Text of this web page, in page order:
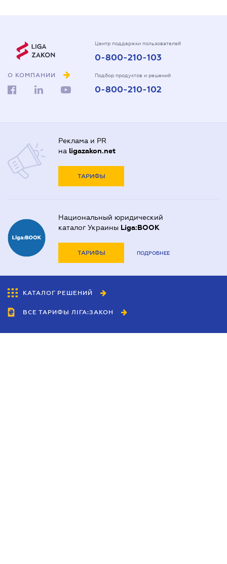
О КОМПАНИИ
Центр поддержки пользователей
0-800-210-103
Подбор продуктов и решений
0-800-210-102
Реклама и PR
на ligazakon.net
ТАРИФЫ
Национальный юридический
каталог Украины Liga:BOOK
ТАРИФЫ ПОДРОБНЕЕ
КАТАЛОГ РЕШЕНИЙ
ВСЕ ТАРИФЫ ЛІГА:ЗАКОН